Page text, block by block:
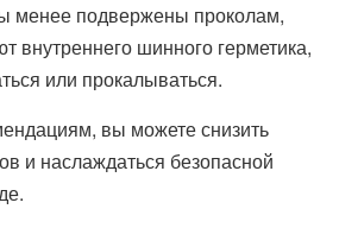
менее подвержены проколам,
внутреннего шинного герметика,
или прокалываться.
вы можете снизить
и наслаждаться безопасной